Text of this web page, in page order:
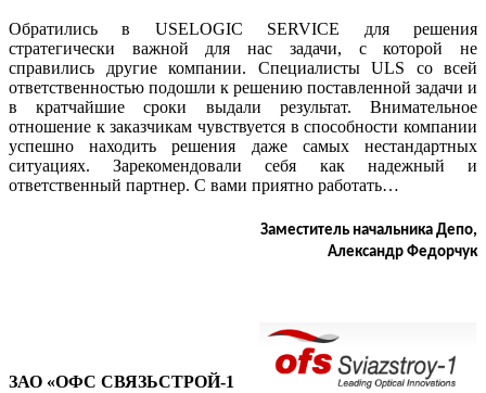
Обратились в USELOGIC SERVICE для решения
стратегически важной для нас задачи, с которой не
справились другие компании. Специалисты ULS со всей
ответственностью подошли к решению поставленной задачи и
в кратчайшие сроки выдали результат. Внимательное
отношение к заказчикам чувствуется в способности компании
успешно находить решения даже самых нестандартных
ситуациях. Зарекомендовали себя как надежный и
ответственный партнер. С вами приятно работать…
Заместитель начальника Депо,
Александр Федорчук
ЗАО «ОФС СВЯЗЬСТРОЙ-1